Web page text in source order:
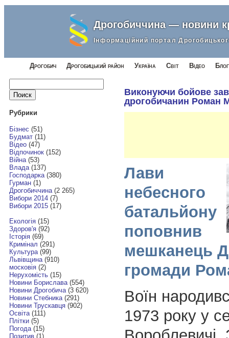
Дрогобиччина — новини
Інформаційний портал
Дрогобич Дрогобицький район Україна Світ Відео
Найти:
Рубрики
Бізнес (51)
Будмат(11)
Відео(47)
Відпочинок(152)
Війна(53)
Влада(137)
Господарка(380)
Гурман(1)
Дрогобиччина(2 265)
Вибори 2014(7)
Вибори 2015(17)
Екологія(15)
Здоров'я(92)
Історія(69)
Кримінал (291)
Культура(99)
Львівщина(910)
московія(2)
Нерухомість(15)
Новини Борислава(554)
Новини Дрогобича(3 620)
Новини Стебника(291)
Новини Трускавця(902)
Освіта(111)
Плітки(5)
Погода(15)
Позитив(1)
Виконуючи бойове
дрогобичанин Роман
Лави
небесного
батальйону
поповнив
мешканець
громади
Воїн
1973 року у